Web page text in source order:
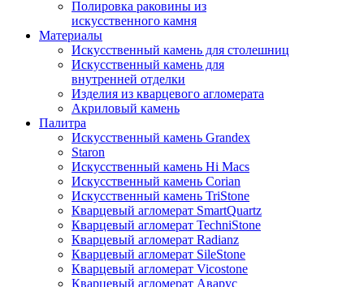
Полировка раковины из
искусственного камня
Материалы
Искусственный камень для столешниц
Искусственный камень для
внутренней отделки
Изделия из кварцевого агломерата
Акриловый камень
Палитра
Искусственный камень Grandex
Staron
Искусственный камень Hi Macs
Искусственный камень Corian
Искусственный камень TriStone
Кварцевый агломерат SmartQuartz
Кварцевый агломерат TechniStone
Кварцевый агломерат Radianz
Кварцевый агломерат SileStone
Кварцевый агломерат Vicostone
Кварцевый агломерат Аварус